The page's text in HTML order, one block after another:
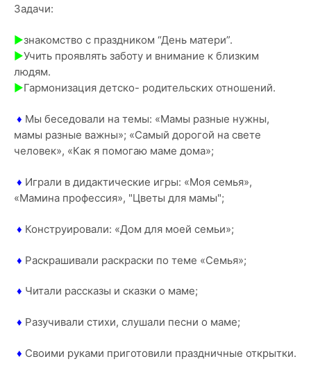
Задачи:
►знакомство с праздником “День матери”.
►Учить проявлять заботу и внимание к близким
людям.
►Гармонизация детско- родительских отношений.
♦ Мы беседовали на темы: «Мамы разные нужны,
мамы разные важны»; «Самый дорогой на свете
человек», «Как я помогаю маме дома»;
♦ Играли в дидактические игры: «Моя семья»,
«Мамина профессия», "Цветы для мамы";
♦ Конструировали: «Дом для моей семьи»;
♦ Раскрашивали раскраски по теме «Семья»;
♦ Читали рассказы и сказки о маме;
♦ Разучивали стихи, слушали песни о маме;
♦ Своими руками приготовили праздничные открытки.